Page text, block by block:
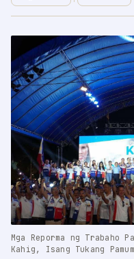
Mga Reporma ng
Kahig, Isang Tukang